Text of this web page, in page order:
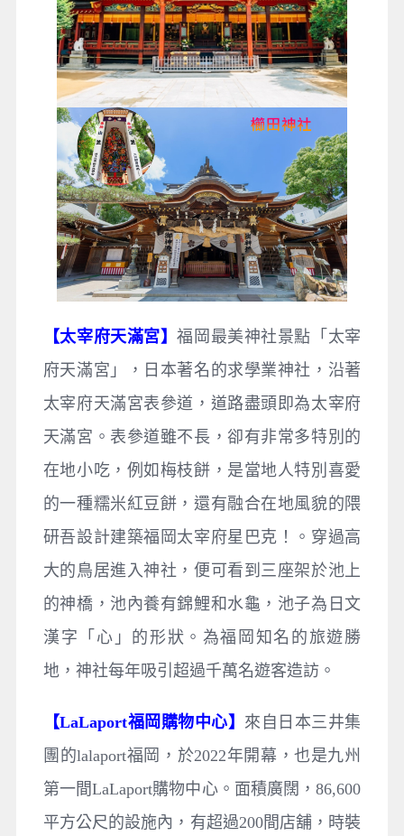
【太宰府天滿宮】福岡最美神社景點「太宰
府天滿宮」，日本著名的求學業神社，沿著
太宰府天滿宮表參道，道路盡頭即為太宰府
天滿宮。表參道雖不長，卻有非常多特別的
在地小吃，例如梅枝餅，是當地人特別喜愛
的一種糯米紅豆餅，還有融合在地風貌的隈
研吾設計建築福岡太宰府星巴克！。穿過高
大的鳥居進入神社，便可看到三座架於池上
的神橋，池內養有錦鯉和水龜，池子為日文
漢字「心」的形狀。為福岡知名的旅遊勝
地，神社每年吸引超過千萬名遊客造訪。
【LaLaport福岡購物中心】 來自日本三井集
團的lalaport福岡，於2022年開幕，也是九州
第一間LaLaport購物中心。面積廣闊，86,600
平方公尺的設施內，有超過200間店舖，時裝